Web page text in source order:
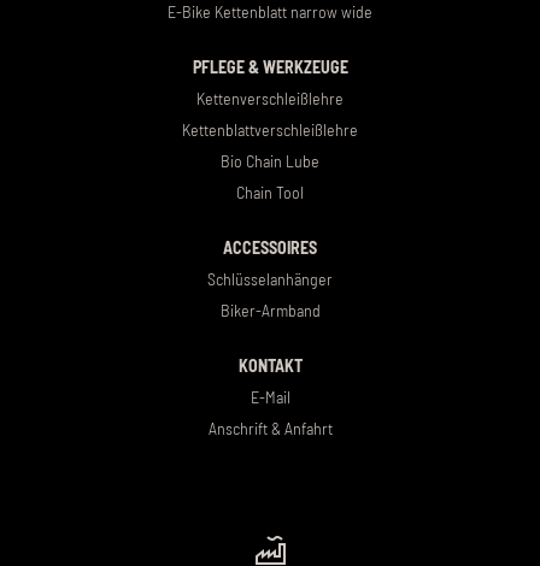
E-Bike Kettenblatt narrow wide
PFLEGE & WERKZEUGE
Kettenverschleißlehre
Kettenblattverschleißlehre
Bio Chain Lube
Chain Tool
ACCESSOIRES
Schlüsselanhänger
Biker-Armband
KONTAKT
E-Mail
Anschrift & Anfahrt